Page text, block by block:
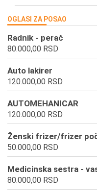
OGLASI ZA POSAO
Radnik - perač
80.000,00 RSD
Auto lakirer
120.000,00 RSD
AUTOMEHANICAR
120.000,00 RSD
Ženski frizer/frizer
50.000,00 RSD
Medicinska sestra -
80.000,00 RSD